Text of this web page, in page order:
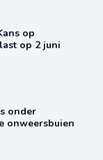
op
op 2 juni
onder
onweersbuien